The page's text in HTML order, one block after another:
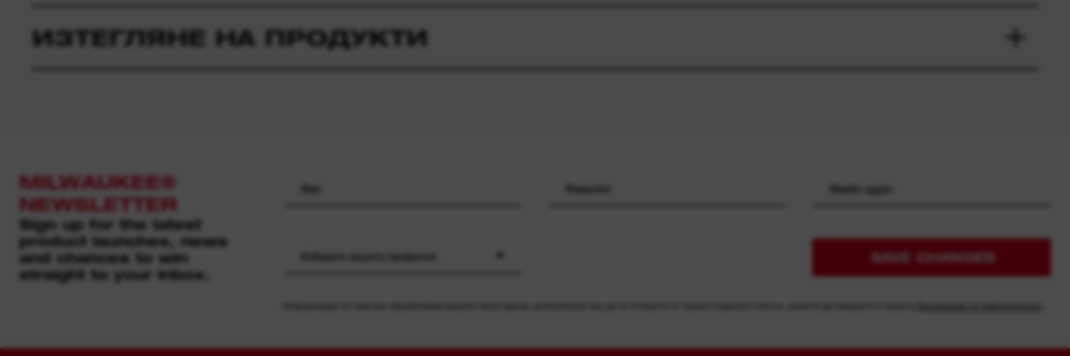
ИЗТЕГЛЯНЕ НА ПРОДУКТИ
MILWAUKEE®
NEWSLETTER
Sign up for the latest
product launches, news
and chances to win
straight to your inbox.
Изберете вашата професия SAVE CHANGES